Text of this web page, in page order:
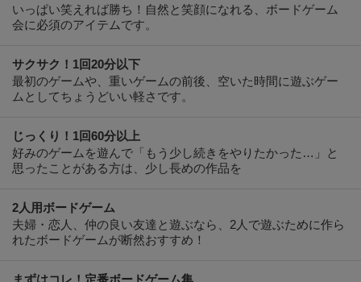
いっぱい笑えれば勝ち！自然と笑顔になれる、ボードゲーム
会に必須のアイテムです。
サクサク！1回20分以下
最初のゲームや、重いゲームの前後、空いた時間に遊ぶゲー
ムとしてちょうどいい軽さです。
じっくり！1回60分以上
好みのゲームを遊んで「もう少し続きをやりたかった…」と
思ったことがある方は、少し長めの作品を
2人用ボードゲーム
夫婦・恋人、仲の良い友達と遊ぶなら、2人で遊ぶために作ら
れたボードゲームが断然おすすめ！